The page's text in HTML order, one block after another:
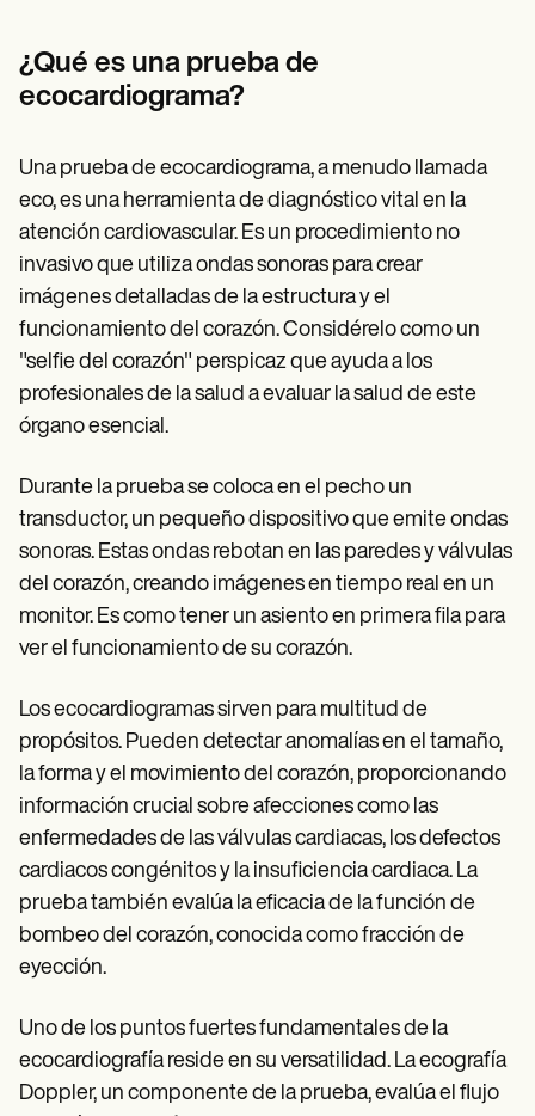
Demos
Training Hub
Webinars
Pricing
Why Carepatron?
Get started
¿Qué es una prueba de
ecocardiograma?
Una prueba de ecocardiograma, a menudo llamada
eco, es una herramienta de diagnóstico vital en la
atención cardiovascular. Es un procedimiento no
invasivo que utiliza ondas sonoras para crear
imágenes detalladas de la estructura y el
funcionamiento del corazón. Considérelo como un
"selfie del corazón" perspicaz que ayuda a los
profesionales de la salud a evaluar la salud de este
órgano esencial.
Durante la prueba se coloca en el pecho un
transductor, un pequeño dispositivo que emite ondas
sonoras. Estas ondas rebotan en las paredes y válvulas
del corazón, creando imágenes en tiempo real en un
monitor. Es como tener un asiento en primera fila para
ver el funcionamiento de su corazón.
Los ecocardiogramas sirven para multitud de
propósitos. Pueden detectar anomalías en el tamaño,
la forma y el movimiento del corazón, proporcionando
información crucial sobre afecciones como las
enfermedades de las válvulas cardiacas, los defectos
cardiacos congénitos y la insuficiencia cardiaca. La
prueba también evalúa la eficacia de la función de
bombeo del corazón, conocida como fracción de
eyección.
Uno de los puntos fuertes fundamentales de la
ecocardiografía reside en su versatilidad. La ecografía
Doppler, un componente de la prueba, evalúa el flujo